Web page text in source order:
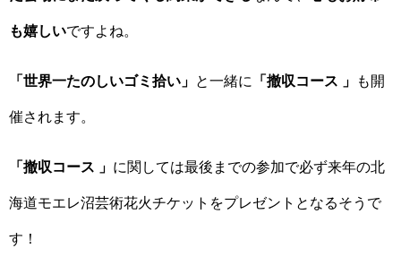
も嬉しいですよね。
「世界一たのしいゴミ拾い」 と一緒に 「撤収コース 」 も開
催されます。
「撤収コース 」 に関しては最後までの参加で必ず来年の北
海道モエレ沼芸術花火チケットをプレゼントとなるそうで
す！